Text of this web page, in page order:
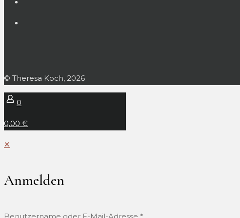
© Theresa Koch, 2026
0
0,00 €
✕
Anmelden
Benutzername oder E-Mail-Adresse *